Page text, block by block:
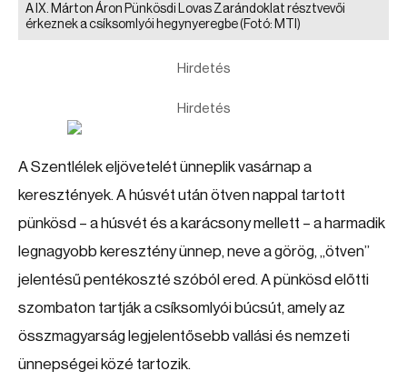
A IX. Márton Áron Pünkösdi Lovas Zarándoklat résztvevői
érkeznek a csíksomlyói hegynyeregbe(Fotó: MTI)
Hirdetés
Hirdetés
A Szentlélek eljövetelét ünneplik vasárnap a
keresztények. A húsvét után ötven nappal tartott
pünkösd – a húsvét és a karácsony mellett – a harmadik
legnagyobb keresztény ünnep, neve a görög, „ötven”
jelentésű pentékoszté szóból ered. A pünkösd előtti
szombaton tartják a csíksomlyói búcsút, amely az
összmagyarság legjelentősebb vallási és nemzeti
ünnepségei közé tartozik.